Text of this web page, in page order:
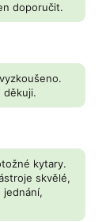
doporučit.
děkuji.
kytary.
skvělé,
jednání,